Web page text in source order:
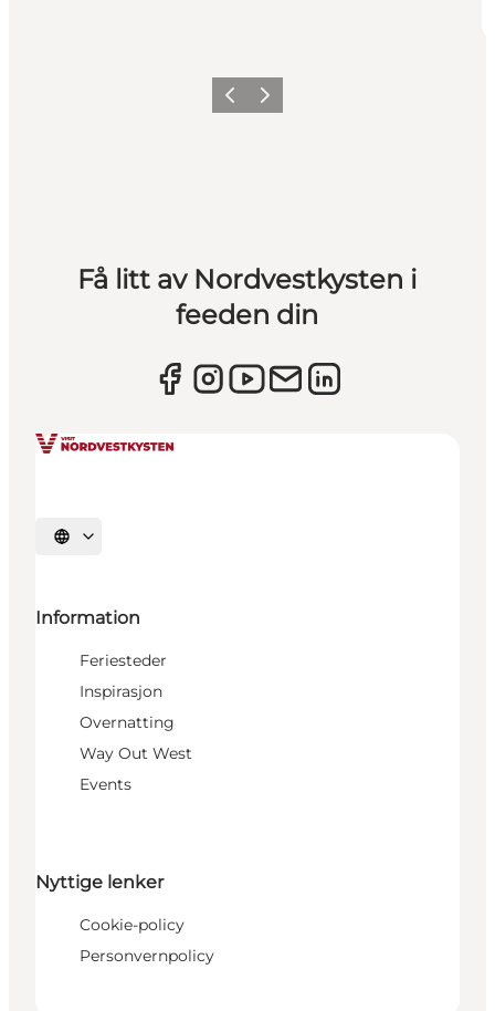
ForrigeNeste
Få litt av Nordvestkysten i
feeden din
Velg språk
Information
Feriesteder
Inspirasjon
Overnatting
Way Out West
Events
Nyttige lenker
Cookie-policy
Personvernpolicy